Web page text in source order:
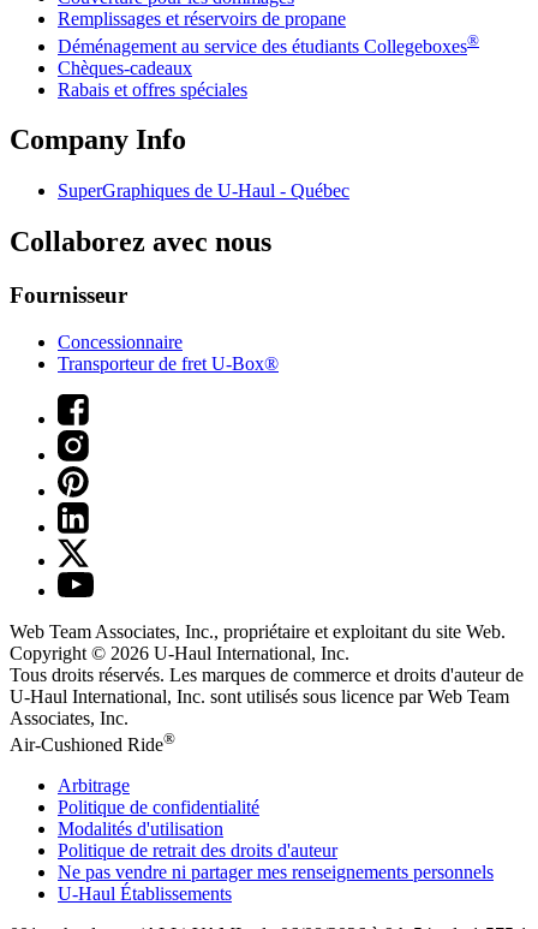
Remplissages et réservoirs de propane
Déménagement au service des étudiants Collegeboxes®
Chèques-cadeaux
Rabais et offres spéciales
Company Info
SuperGraphiques de U-Haul - Québec
Collaborez avec nous
Fournisseur
Concessionnaire
Transporteur de fret U-Box®
Web Team Associates, Inc., propriétaire et exploitant du site Web.
Copyright © 2026 U-Haul International, Inc.
Tous droits réservés. Les marques de commerce et droits d'auteur de
U-Haul International, Inc. sont utilisés sous licence par Web Team
Associates, Inc.
Air-Cushioned Ride®
Arbitrage
Politique de confidentialité
Modalités d'utilisation
Politique de retrait des droits d'auteur
Ne pas vendre ni partager mes renseignements personnels
U-Haul Établissements